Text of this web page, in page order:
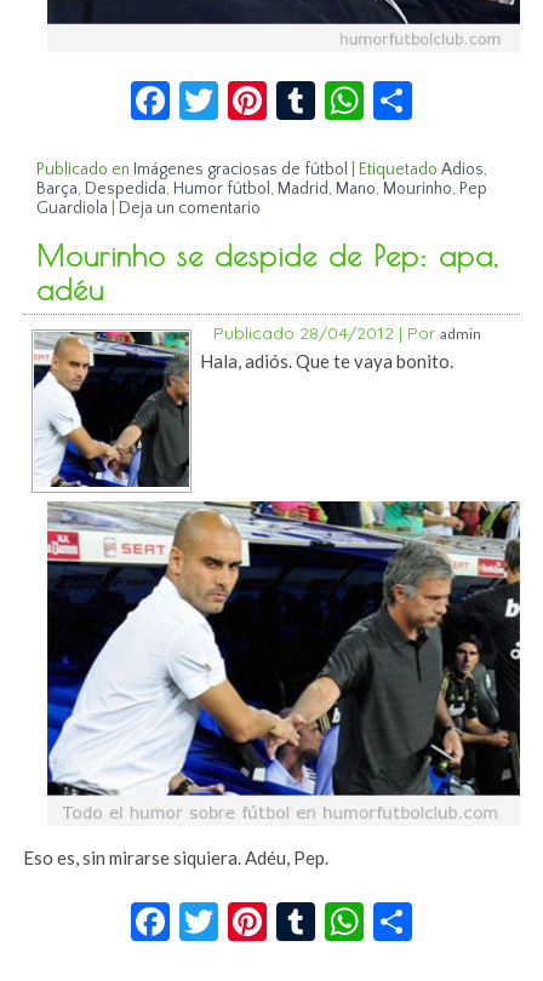
Facebook
Twitter
Pinterest
TumblrWhatsApp
Publicado en Imágenes graciosas de fútbol Etiquetado Adios,
Barça, Despedida, Humor fútbol , Madrid, Mano, Mourinho, Pep
Guardiola
Deja un comentario
Mourinho se despide de Pep: apa,
adéu
Publicado 28/04/2012 | Por admin
Hala, adiós. Que te vaya bonito.
Eso es, sin mirarse siquiera. Adéu, Pep.
Facebook
Twitter
Pinterest
TumblrWhatsApp